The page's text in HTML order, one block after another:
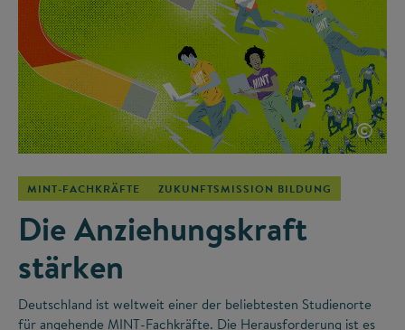
©
MINT-FACHKRÄFTE ZUKUNFTSMISSION BILDUNG
Die Anziehungskraft
stärken
Deutschland ist weltweit einer der beliebtesten Studienorte
für angehende MINT-Fachkräfte. Die Herausforderung ist es